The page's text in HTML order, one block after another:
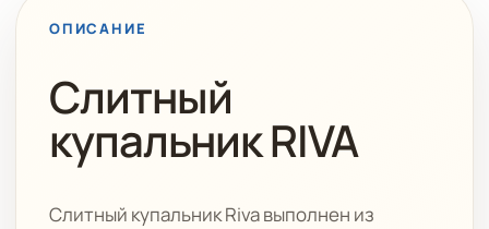
ОПИСАНИЕ
Слитный
купальник RIVA
Слитный купальник Riva выполнен из